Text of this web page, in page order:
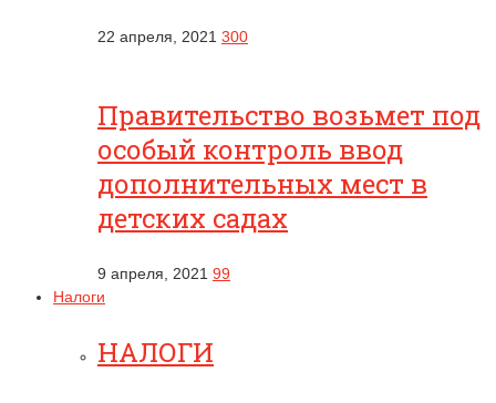
22 апреля, 2021 300
Правительство возьмет под
особый контроль ввод
дополнительных мест в
детских садах
9 апреля, 2021 99
Налоги
НАЛОГИ